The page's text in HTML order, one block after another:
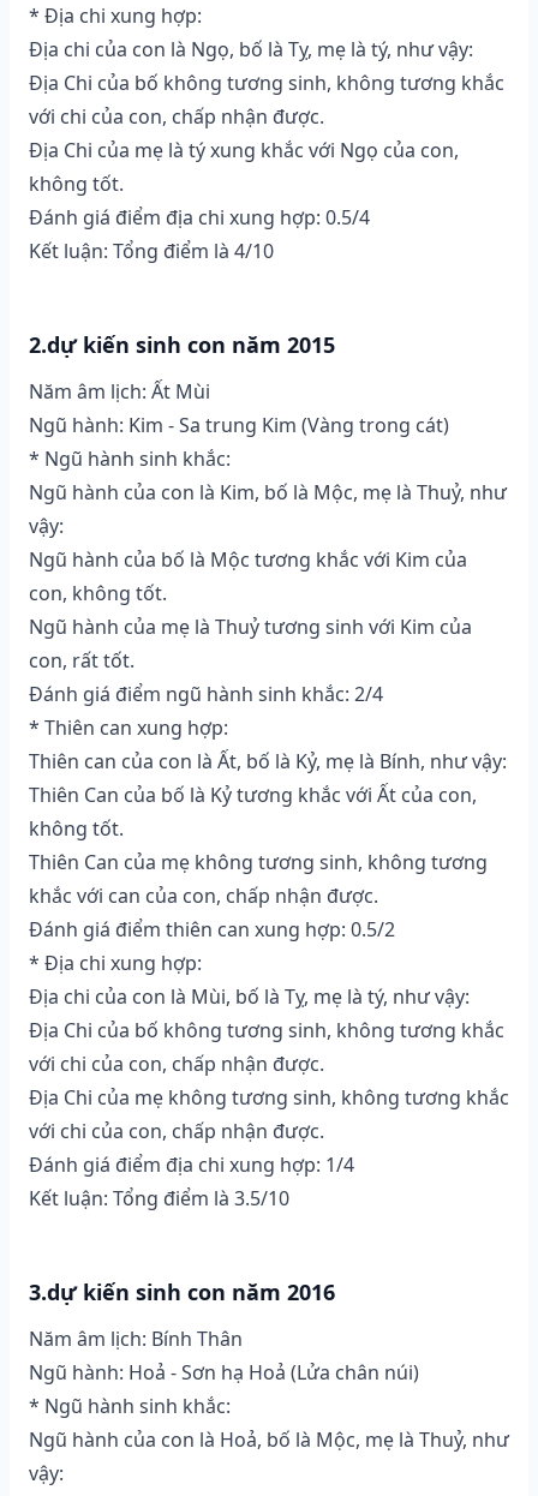
* Địa chi xung hợp:
Địa chi của con là Ngọ, bố là Tỵ, mẹ là tý, như vậy:
Địa Chi của bố không tương sinh, không tương khắc
với chi của con, chấp nhận được.
Địa Chi của mẹ là tý xung khắc với Ngọ của con,
không tốt.
Đánh giá điểm địa chi xung hợp: 0.5/4
Kết luận: Tổng điểm là 4/10
2.dự kiến sinh con năm 2015
Năm âm lịch: Ất Mùi
Ngũ hành: Kim - Sa trung Kim (Vàng trong cát)
* Ngũ hành sinh khắc:
Ngũ hành của con là Kim, bố là Mộc, mẹ là Thuỷ, như
vậy:
Ngũ hành của bố là Mộc tương khắc với Kim của
con, không tốt.
Ngũ hành của mẹ là Thuỷ tương sinh với Kim của
con, rất tốt.
Đánh giá điểm ngũ hành sinh khắc: 2/4
* Thiên can xung hợp:
Thiên can của con là Ất, bố là Kỷ, mẹ là Bính, như vậy:
Thiên Can của bố là Kỷ tương khắc với Ất của con,
không tốt.
Thiên Can của mẹ không tương sinh, không tương
khắc với can của con, chấp nhận được.
Đánh giá điểm thiên can xung hợp: 0.5/2
* Địa chi xung hợp:
Địa chi của con là Mùi, bố là Tỵ, mẹ là tý, như vậy:
Địa Chi của bố không tương sinh, không tương khắc
với chi của con, chấp nhận được.
Địa Chi của mẹ không tương sinh, không tương khắc
với chi của con, chấp nhận được.
Đánh giá điểm địa chi xung hợp: 1/4
Kết luận: Tổng điểm là 3.5/10
3.dự kiến sinh con năm 2016
Năm âm lịch: Bính Thân
Ngũ hành: Hoả - Sơn hạ Hoả (Lửa chân núi)
* Ngũ hành sinh khắc:
Ngũ hành của con là Hoả, bố là Mộc, mẹ là Thuỷ, như
vậy: